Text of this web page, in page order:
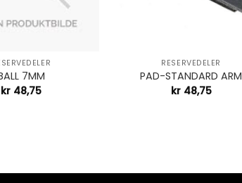
7MM
kr48,75
RESERVEDELER
PAD-STANDARD ARM
kr48,75